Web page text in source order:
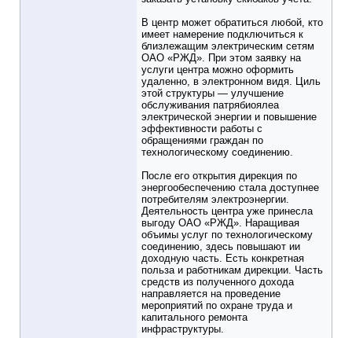
В центр может обратиться любой, кто
имеет намерение подключиться к
близлежащим электрическим сетям
ОАО «РЖД». При этом заявку на
услуги центра можно оформить
удаленно, в электронном видя. Циль
этой структуры — улучшение
обслуживания патрябиоялеа
электрической энергии и повышение
эффективности работы с
обращениями граждан по
технологическому соединению.
После его открытия дирекция по
энергообеспечению стала доступнее
потребителям электроэнергии.
Деятельность центра уже принесла
выгоду ОАО «РЖД». Наращивая
объимы услуг по технологическому
соединению, здесь повышают ии
доходную часть. Есть конкретная
польза и работникам дирекции. Часть
средств из полученного дохода
направляется на проведение
мероприятий по охране труда и
капитального ремонта
инфраструктуры.